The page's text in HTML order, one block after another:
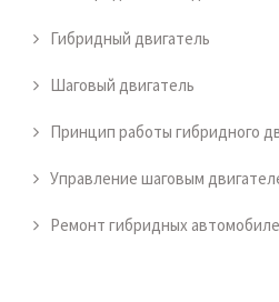
Гибридный двигатель
Шаговый двигатель
Принцип работы гибридного
Управление шаговым
Ремонт гибридных